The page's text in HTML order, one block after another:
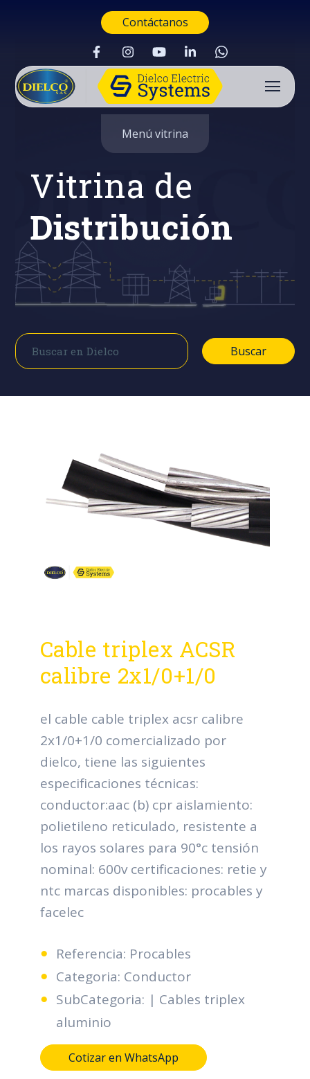
Contáctanos
Buscar
Menú vitrina
Vitrina de
Distribución
Buscar
Buscar
Cable triplex ACSR
calibre 2x1/0+1/0
el cable cable triplex acsr calibre
2x1/0+1/0 comercializado por
dielco, tiene las siguientes
especificaciones técnicas:
conductor:aac (b) cpr aislamiento:
polietileno reticulado, resistente a
los rayos solares para 90°c tensión
nominal: 600v certificaciones: retie y
ntc marcas disponibles: procables y
facelec
Referencia: Procables
Categoria: Conductor
SubCategoria: | Cables triplex
aluminio
Cotizar en WhatsApp